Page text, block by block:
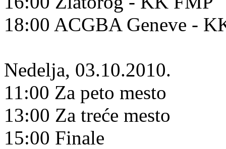
18:00 ACGBA Geneve -
Nedelja, 03.10.2010.
11:00 Za peto mesto
13:00 Za treće mesto
15:00 Finale